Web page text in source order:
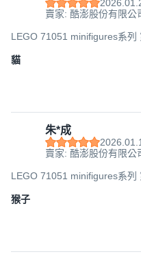
賣家: 酷澎股份有限公
LEGO 71051 minifigures系列
貓
朱*成
賣家: 酷澎股份有限公
LEGO 71051 minifigures系列
猴子